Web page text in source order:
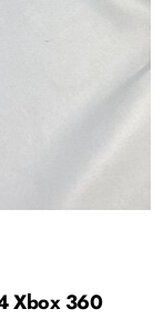
Xbox 360